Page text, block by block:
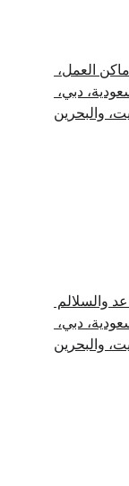
العمل،
دبي،
والبحرين
والسلالم
دبي،
والبحرين